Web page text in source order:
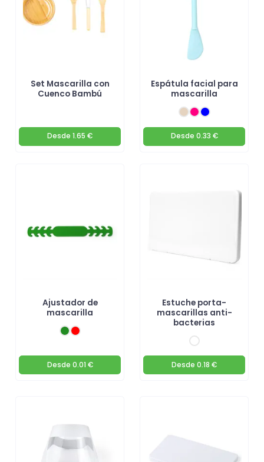
Set Mascarilla con
Cuenco Bambú
Desde 1.65 €
Espátula facial para
mascarilla
Desde 0.33 €
Ajustador de
mascarilla
Desde 0.01 €
Estuche porta-
mascarillas anti-
bacterias
Desde 0.18 €